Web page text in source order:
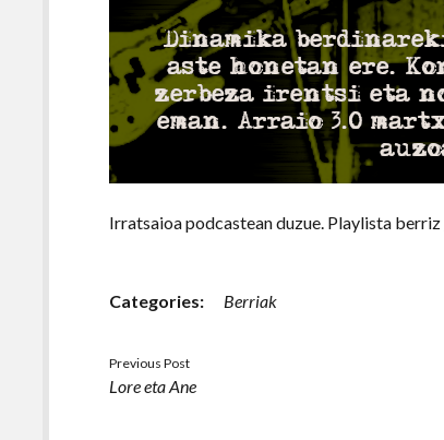
Irratsaioa podcastean duzue. Playlista berriz
Categories: Berriak
Previous Post
Lore eta Ane